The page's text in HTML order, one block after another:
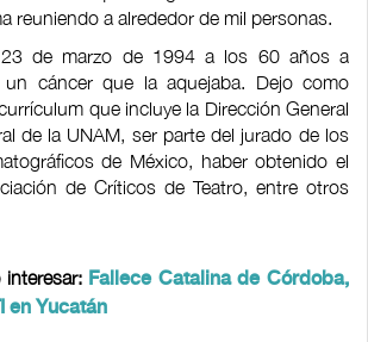
reuniendo a alrededor de mil personas.
23 de marzo de 1994 a los 60 años a
un cáncer que la aquejaba. Dejo como
que incluye la Dirección General
de la UNAM, ser parte del jurado de los
de México, haber obtenido el
de Críticos de Teatro, entre otros
interesar: Fallece Catalina de Córdoba,
en Yucatán